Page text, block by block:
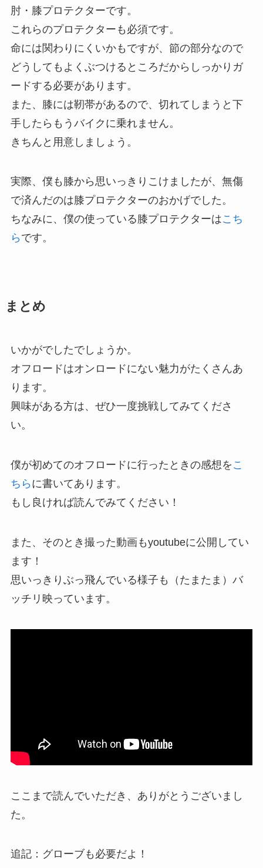
肘・膝プロテクターです。
これらのプロテクターも必須です。
命には関わりにくいかもですが、節の部分なので
どうしてもよくぶつけるところだからしっかりガ
ードする必要があります。
また、膝には靭帯があるので、切れてしまうと下
手したらもうバイクに乗れません。
きちんと用意しましょう。
実際、僕も膝から思いっきりこけましたが、無傷
で済んだのは膝プロテクターのおかげでした。
ちなみに、僕の使っている膝プロテクターはこち
ら です。
まとめ
いかがでしたでしょうか。
オフロードはオンロードにない魅力がたくさんあ
ります。
興味がある方は、ぜひ一度挑戦してみてくださ
い。
僕が初めてのオフロードに行ったときの感想を こ
ちら に書いてあります。
もし良ければ読んでみてください！
また、そのとき撮った動画もyoutubeに公開してい
ます！
思いっきりぶっ飛んでいる様子も（たまたま）バ
ッチリ映っています。
ここまで読んでいただき、ありがとうございまし
た。
追記：グローブも必要だよ！